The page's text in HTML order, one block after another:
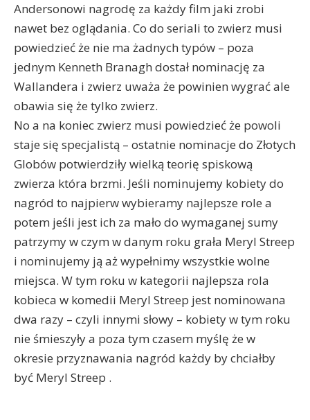
Andersonowi nagrodę za każdy film jaki zrobi
nawet bez oglądania. Co do seriali to zwierz musi
powiedzieć że nie ma żadnych typów – poza
jednym Kenneth Branagh dostał nominację za
Wallandera i zwierz uważa że powinien wygrać ale
obawia się że tylko zwierz.
No a na koniec zwierz musi powiedzieć że powoli
staje się specjalistą – ostatnie nominacje do Złotych
Globów potwierdziły wielką teorię spiskową
zwierza która brzmi. Jeśli nominujemy kobiety do
nagród to najpierw wybieramy najlepsze role a
potem jeśli jest ich za mało do wymaganej sumy
patrzymy w czym w danym roku grała Meryl Streep
i nominujemy ją aż wypełnimy wszystkie wolne
miejsca. W tym roku w kategorii najlepsza rola
kobieca w komedii Meryl Streep jest nominowana
dwa razy – czyli innymi słowy – kobiety w tym roku
nie śmieszyły a poza tym czasem myślę że w
okresie przyznawania nagród każdy by chciałby
być Meryl Streep .